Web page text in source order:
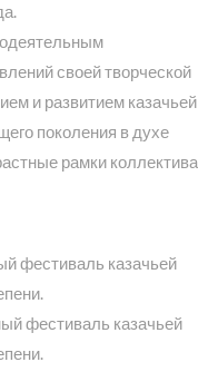
своей творческой
и развитием казачьей
поколения в духе
рамки коллектива
фестиваль казачьей
фестиваль казачьей